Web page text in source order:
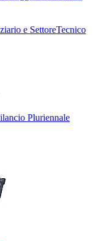
e SettoreTecnico
Pluriennale